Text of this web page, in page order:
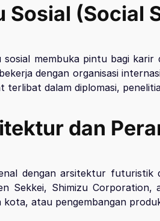
Sosial (Social
membuka pintu bagi karir
dengan organisasi
terlibat dalam diplomasi,
dan
dengan arsitektur futuristik
Sekkei, Shimizu Corporation,
kota, atau pengembangan